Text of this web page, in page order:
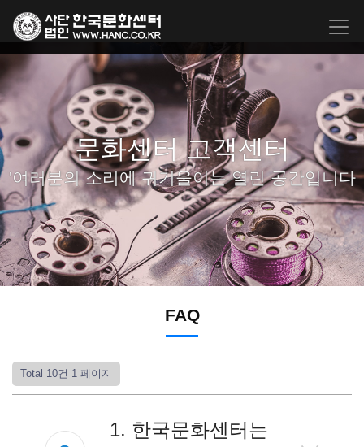
문화센터 고객센터
'여러분의 소리에 귀기울이는 열린 공간입니다
FAQ
Total 10건 1 페이지
1. 한국문화센터는